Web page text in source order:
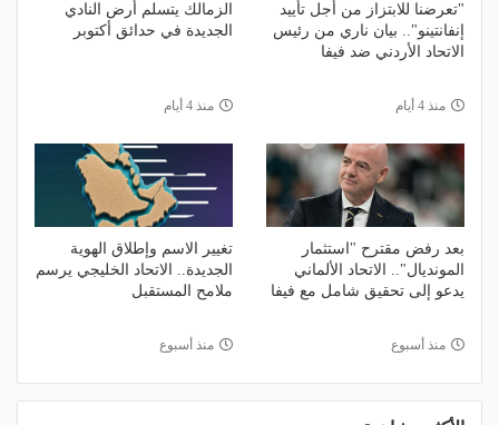
"تعرضنا للابتزاز من أجل تأييد
إنفانتينو".. بيان ناري من رئيس
الاتحاد الأردني ضد فيفا
منذ 4 أيام
الزمالك يتسلم أرض النادي
الجديدة في حدائق أكتوبر
منذ 4 أيام
بعد رفض مقترح "استثمار
المونديال".. الاتحاد الألماني
يدعو إلى تحقيق شامل مع فيفا
منذ أسبوع
تغيير الاسم وإطلاق الهوية
الجديدة.. الاتحاد الخليجي يرسم
ملامح المستقبل
منذ أسبوع